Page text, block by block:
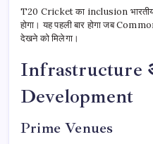
T20 Cricket का inclusion
होगा। यह पहली बार होगा जब
देखने को मिलेगा।
Infrastructure
Development
Prime Venues